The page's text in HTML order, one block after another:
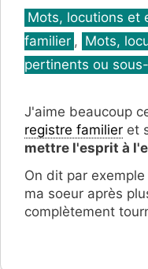
Catégories
Mots, locutions et
familier , Mots,
pertinents ou
J'aime beaucoup
registre familier et
mettre l'esprit à
On dit par
ma soeur après
complètement